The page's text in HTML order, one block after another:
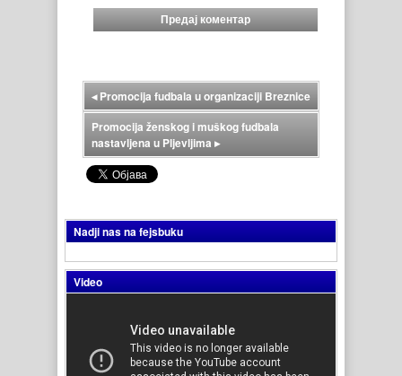
◂Promocija fudbala u organizaciji Breznice
Promocija ženskog i muškog fudbala
nastavljena u Pljevljima ▸
Nadji nas na fejsbuku
Video